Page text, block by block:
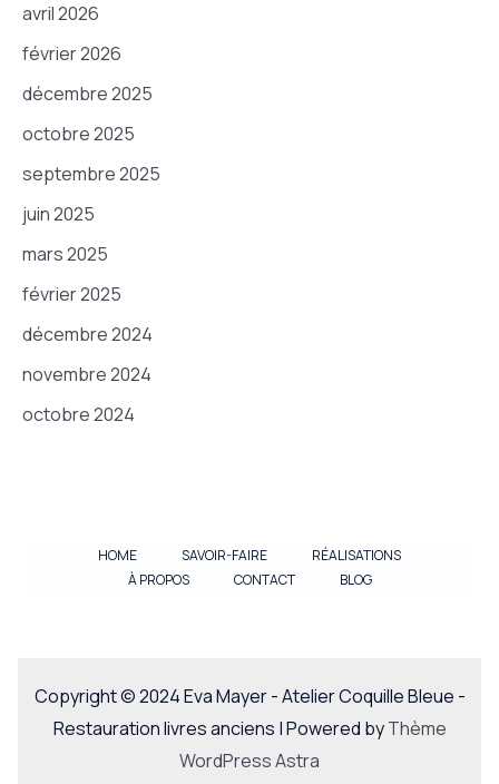
avril 2026
février 2026
décembre 2025
octobre 2025
septembre 2025
juin 2025
mars 2025
février 2025
décembre 2024
novembre 2024
octobre 2024
HOME SAVOIR-FAIRE
RÉALISATIONS
À PROPOS
CONTACT BLOG
Copyright © 2024 Eva Mayer - Atelier Coquille Bleue -
Restauration livres anciens | Powered byThème
WordPress Astra